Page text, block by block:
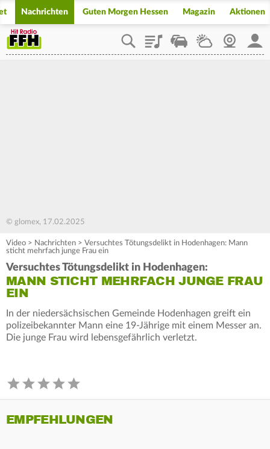
Nachrichten Guten Morgen Hessen Magazin Aktionen
PlaylistStaupilotWetterWebcam
© glomex, 17.02.2025
Video > Nachrichten > Versuchtes Tötungsdelikt in Hodenhagen: Mann
sticht mehrfach junge Frau ein
Versuchtes Tötungsdelikt in Hodenhagen:
MANN STICHT MEHRFACH JUNGE FRAU
EIN
In der niedersächsischen Gemeinde Hodenhagen greift ein
polizeibekannter Mann eine 19-Jährige mit einem Messer an.
Die junge Frau wird lebensgefährlich verletzt.
EMPFEHLUNGEN